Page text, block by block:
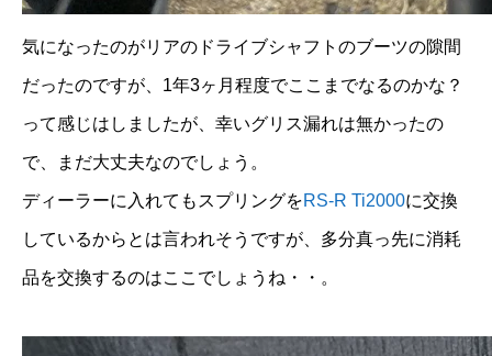
気になったのがリアのドライブシャフトのブーツの隙間
だったのですが、1年3ヶ月程度でここまでなるのかな？
って感じはしましたが、幸いグリス漏れは無かったの
で、まだ大丈夫なのでしょう。
ディーラーに入れてもスプリングをRS-R Ti2000に交換
しているからとは言われそうですが、多分真っ先に消耗
品を交換するのはここでしょうね・・。